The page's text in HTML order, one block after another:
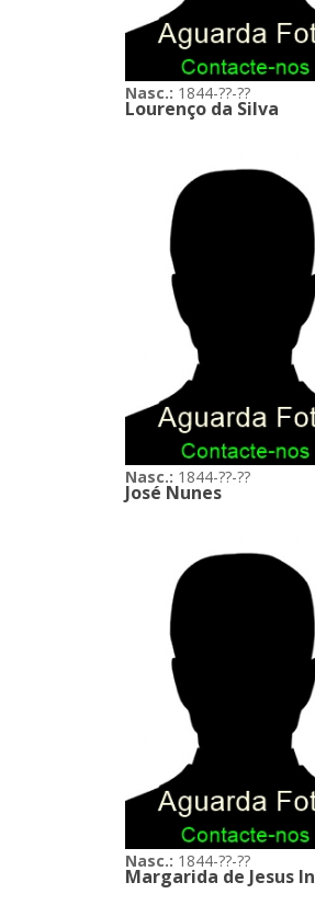
Nasc.: 1844-??-??
Lourenço da Silva
Nasc.: 1844-??-??
José Nunes
Nasc.: 1844-??-??
Margarida de Jesus